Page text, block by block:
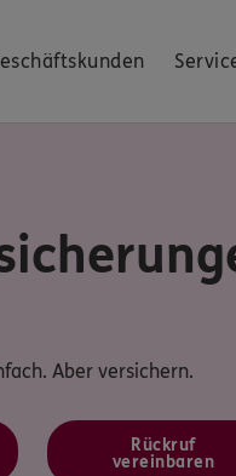
Aber versichern.
Rückruf
vereinbaren